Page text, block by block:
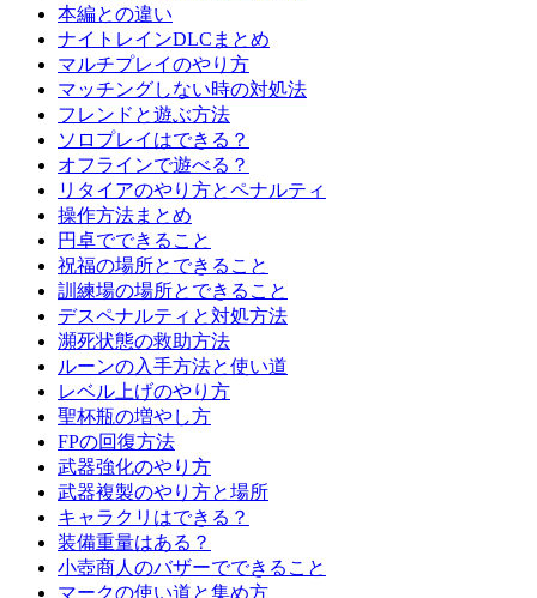
本編との違い
ナイトレインDLCまとめ
マルチプレイのやり方
マッチングしない時の対処法
フレンドと遊ぶ方法
ソロプレイはできる？
オフラインで遊べる？
リタイアのやり方とペナルティ
操作方法まとめ
円卓でできること
祝福の場所とできること
訓練場の場所とできること
デスペナルティと対処方法
瀕死状態の救助方法
ルーンの入手方法と使い道
レベル上げのやり方
聖杯瓶の増やし方
FPの回復方法
武器強化のやり方
武器複製のやり方と場所
キャラクリはできる？
装備重量はある？
小壺商人のバザーでできること
マークの使い道と集め方